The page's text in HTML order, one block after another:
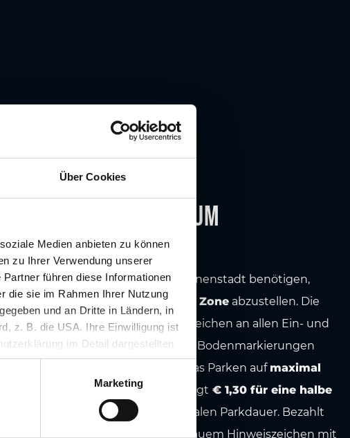
Über Cookies
Medien anbieten zu können
zu Ihrer Verwendung unserer
führen diese Informationen
die sie im Rahmen Ihrer Nutzung
und an Dritte in Ländern, in
z. B. die USA. Ihre Einwilligung ist
im Detail dargestellten
Einwilligung ist für die Nutzung
widerrufen werden.
Marketing
Parken im Zentrum
I Kurzparkzone
Zeit einen Parkplatz in der Innenstadt benötigen,
das Fahrzeug in derblauen Zone abzustellen. Die
sind durch Straßenverkehrszeichen an allen Ein- und
Die Anbringung blauer Bodenmarkierungen
In der blauen Zone ist das Parken auf maximal
Die Mindestgebühr beträgt € 1,30 für eine halbe
in 10-Cent-Schritten bis zur maximalen Parkdauer. Bezahlt
Parkscheinautomaten mit blauem Hinweiszeichen mit